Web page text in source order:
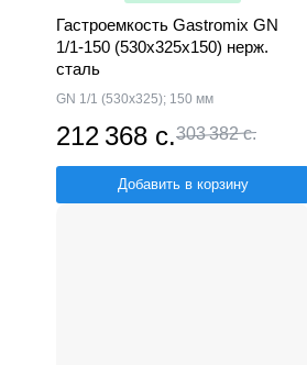
Гастроемкость Gastromix GN
1/1-150 (530х325х150) нерж.
сталь
GN 1/1 (530х325); 150 мм
212 368 с.303 382 с.
Добавить в корзину